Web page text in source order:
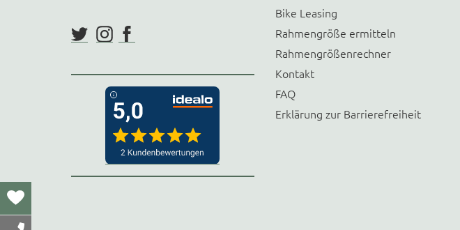
Bike Leasing
Rahmengröße ermitteln
Rahmengrößenrechner
Kontakt
FAQ
Erklärung zur Barrierefreiheit